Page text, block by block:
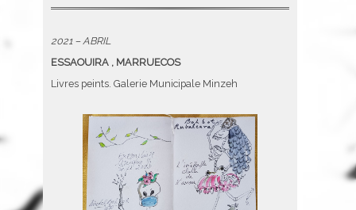
2021 – ABRIL
ESSAOUIRA , MARRUECOS
Livres peints. Galerie Municipale Minzeh